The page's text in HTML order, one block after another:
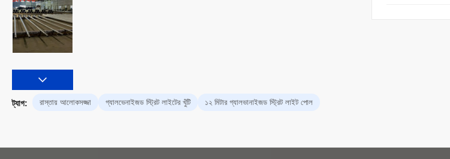
ট্যাগ: রাস্তায় আলোকসজ্জা গ্যালভেনাইজড স্ট্রিট লাইটের খুঁটি ১২ মিটার গ্যালভানাইজড স্ট্রিট লাইট পোল